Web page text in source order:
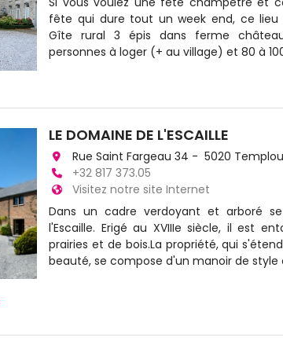
fête qui dure tout un week end, ce lieu
Gîte rural 3 épis dans ferme
personnes à loger (+ au village) et 80 à
LE DOMAINE DE L'ESCAILLE
Rue Saint Fargeau 34 - 5020
+32 817 373.05
Visitez notre site Internet
Dans un cadre verdoyant et arboré
l'Escaille. Erigé au XVIIIe siècle, il est
prairies et de bois.La propriété, qui
beauté, se compose d'un manoir de